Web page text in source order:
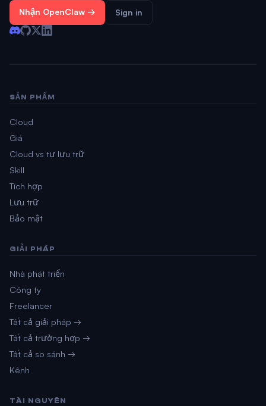
Nhận OpenClaw → Sign in
SẢN PHẨM
Cloud
Giá
Cloud vs tự lưu trữ
Skill
Tích hợp
Lưu trữ
Bảo mật
GIẢI PHÁP
Nhà phát triển
Công ty
Freelancer
Tất cả giải pháp →
Tất cả trường hợp →
Tất cả so sánh →
Kênh
TÀI NGUYÊN